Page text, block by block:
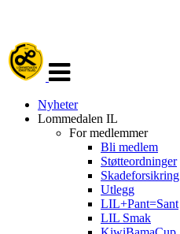
navigasjon
Nyheter
Lommedalen IL
For medlemmer
Bli medlem
Støtteordninger
Skadeforsikring
Utlegg
LIL+Pant=Sant
LIL Smak